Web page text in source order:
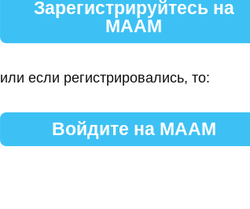
Зарегистрируйтесь на
МААМ
или если регистрировались, то:
Войдите на МААМ